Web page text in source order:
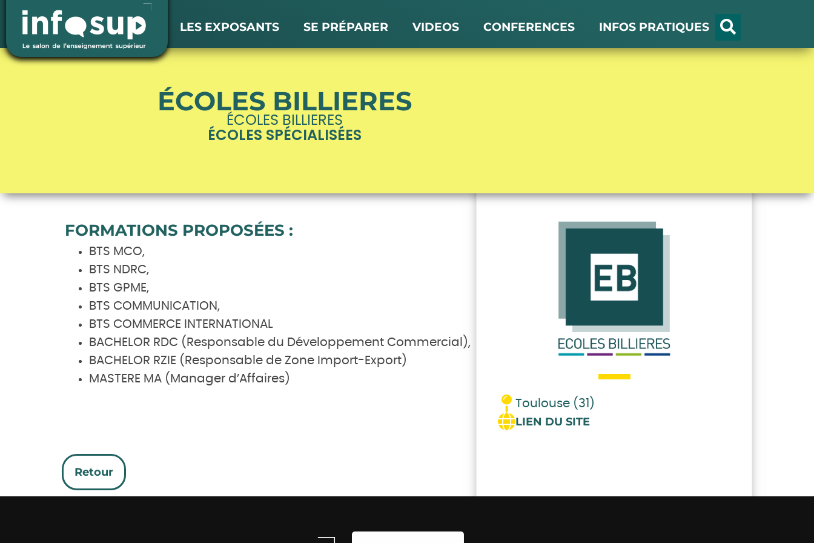
LES EXPOSANTS SE PRÉPARER VIDEOS CONFERENCES INFOS PRATIQUES
ÉCOLES BILLIERES
ÉCOLES BILLIERES
ÉCOLES SPÉCIALISÉES
FORMATIONS PROPOSÉES :
BTS MCO,
BTS NDRC,
BTS GPME,
BTS COMMUNICATION,
BTS COMMERCE INTERNATIONAL
BACHELOR RDC (Responsable du Développement Commercial),
BACHELOR RZIE (Responsable de Zone Import-Export)
MASTERE MA (Manager d’Affaires)
Toulouse (31)
LIEN DU SITE
Retour